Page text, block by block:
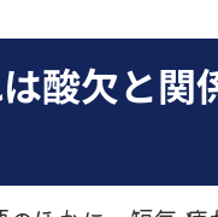
酸欠と関